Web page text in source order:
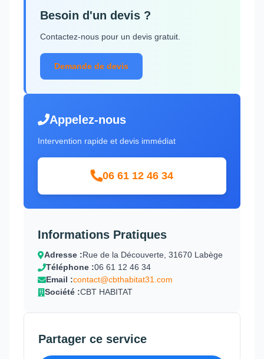
Besoin d'un devis ?
Contactez-nous pour un devis gratuit.
Demande de devis
Appelez-nous
Intervention rapide et devis immédiat
06 61 12 46 34
Informations Pratiques
Adresse :Rue de la Découverte, 31670 Labège
Téléphone :06 61 12 46 34
Email :contact@cbthabitat31.com
Société :CBT HABITAT
Partager ce service